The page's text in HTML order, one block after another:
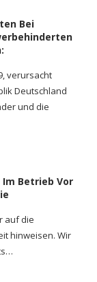
Bei
verursacht
Deutschland
und die
Betrieb Vor
auf die
hinweisen. Wir